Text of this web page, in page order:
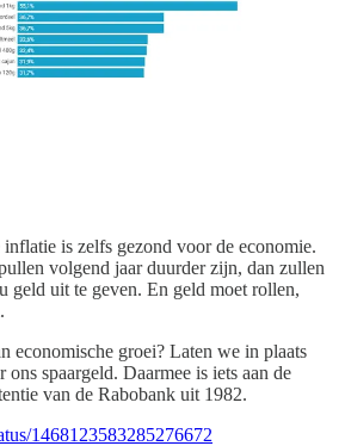
inflatie is zelfs gezond voor de economie.
volgend jaar duurder zijn, dan zullen
geld uit te geven. En geld moet rollen,
economische groei? Laten we in plaats
ons spaargeld. Daarmee is iets aan de
van de Rabobank uit 1982.
1468123583285276672